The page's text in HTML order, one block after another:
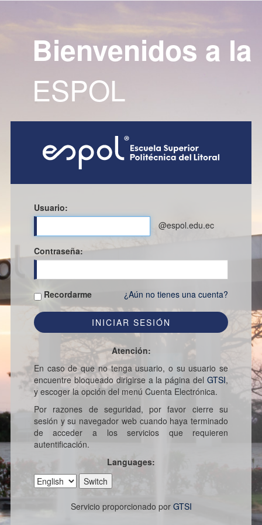
Bienvenidos a la
ESPOL
Usuario:
@espol.edu.ec
Contraseña:
Recordarme ¿Aún no tienes una cuenta?
Atención:
En caso de que no tenga usuario, o su usuario se
encuentre bloqueado dirigirse a la página delGTSI,
y escoger la opción del menú Cuenta Electrónica.
Por razones de seguridad, por favor cierre su
sesión y su navegador web cuando haya terminado
de acceder a los servicios que requieren
autentificación.
Languages:
Servicio proporcionado por GTSI